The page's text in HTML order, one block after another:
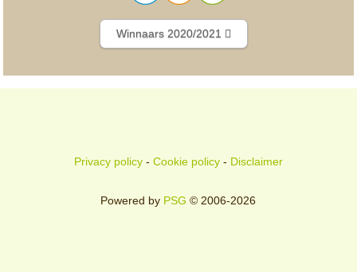
Winnaars 2020/2021
Privacy policy- Cookie policy- Disclaimer
Powered by PSG © 2006-2026